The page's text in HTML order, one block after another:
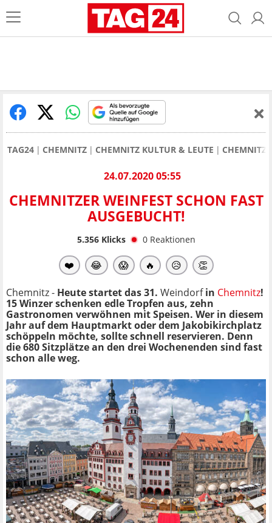
TAG24 CHEMNITZ CHEMNITZ KULTUR & LEUTE
24.07.2020 05:55
CHEMNITZER WEINFEST SCHON FAST
AUSGEBUCHT!
5.356Klicks 0 Reaktionen
❤️ 😂 😱 🔥 😥 👏
Chemnitz - Heute startet das 31. Weindorfin Chemnitz!
15 Winzer schenken edle Tropfen aus, zehn
Gastronomen verwöhnen mit Speisen. Wer in diesem
Jahr auf dem Hauptmarkt oder dem Jakobikirchplatz
schöppeln möchte, sollte schnell reservieren. Denn
die 680 Sitzplätze an den drei Wochenenden sind fast
schon alle weg.